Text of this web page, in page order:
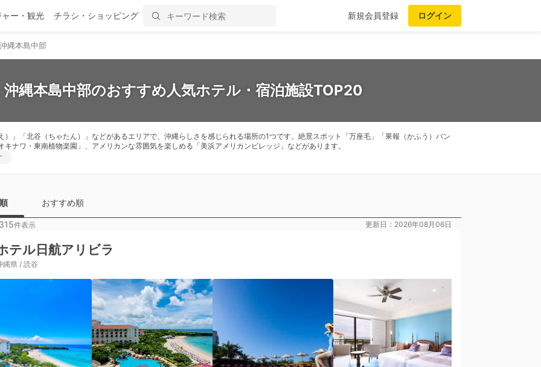
ー・観光 チラシ・ショッピング 新規会員登録 ログイン
沖縄本島中部
縄本島中部のおすすめ人気ホテル・宿泊施設TOP20
」「北谷（ちゃたん）」などがあるエリアで、沖縄らしさを感じられる場所の1つです。絶景スポット「万座毛」「果報（かふう）バン
ナワ・東南植物楽園」、アメリカンな雰囲気を楽しめる「美浜アメリカンビレッジ」などがあります。
おすすめ順
件表示 更新日：2026年08月06日
テル日航アリビラ
縄県 / 読谷